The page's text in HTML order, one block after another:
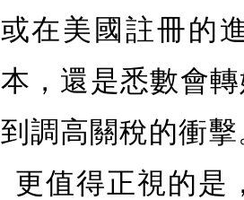
或在美國註冊的
本，還是悉數會
到調高關稅的衝擊
更值得正視的是